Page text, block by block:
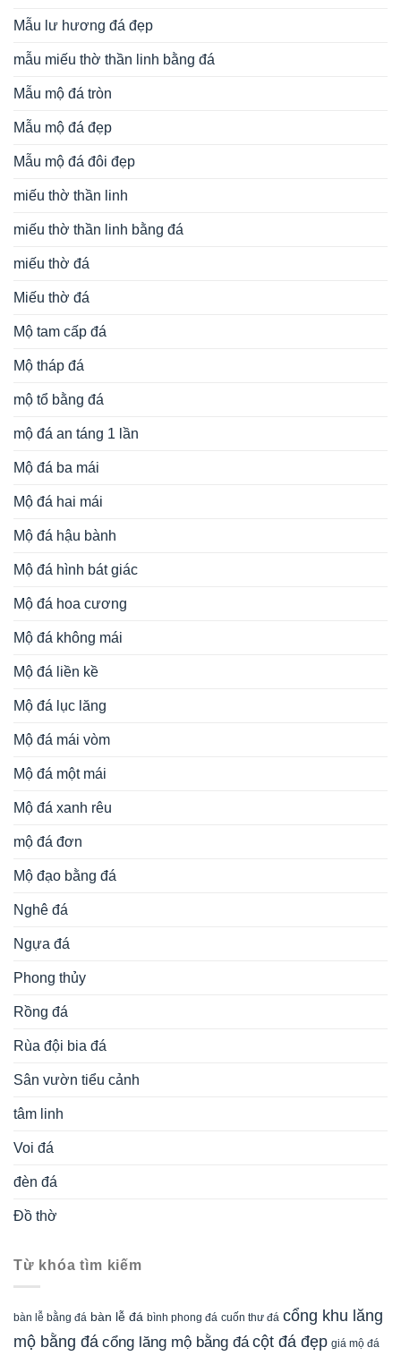
Mẫu lư hương đá đẹp
mẫu miếu thờ thần linh bằng đá
Mẫu mộ đá tròn
Mẫu mộ đá đẹp
Mẫu mộ đá đôi đẹp
miếu thờ thần linh
miếu thờ thần linh bằng đá
miếu thờ đá
Miếu thờ đá
Mộ tam cấp đá
Mộ tháp đá
mộ tổ bằng đá
mộ đá an táng 1 lần
Mộ đá ba mái
Mộ đá hai mái
Mộ đá hậu bành
Mộ đá hình bát giác
Mộ đá hoa cương
Mộ đá không mái
Mộ đá liền kề
Mộ đá lục lăng
Mộ đá mái vòm
Mộ đá một mái
Mộ đá xanh rêu
mộ đá đơn
Mộ đạo bằng đá
Nghê đá
Ngựa đá
Phong thủy
Rồng đá
Rùa đội bia đá
Sân vườn tiểu cảnh
tâm linh
Voi đá
đèn đá
Đồ thờ
Từ khóa tìm kiếm
bàn lễ bằng đá bàn lễ đá bình phong đá cuốn thư đá cổng khu lăng
mộ bằng đá cổng lăng mộ bằng đá cột đá đẹp giá mộ đá